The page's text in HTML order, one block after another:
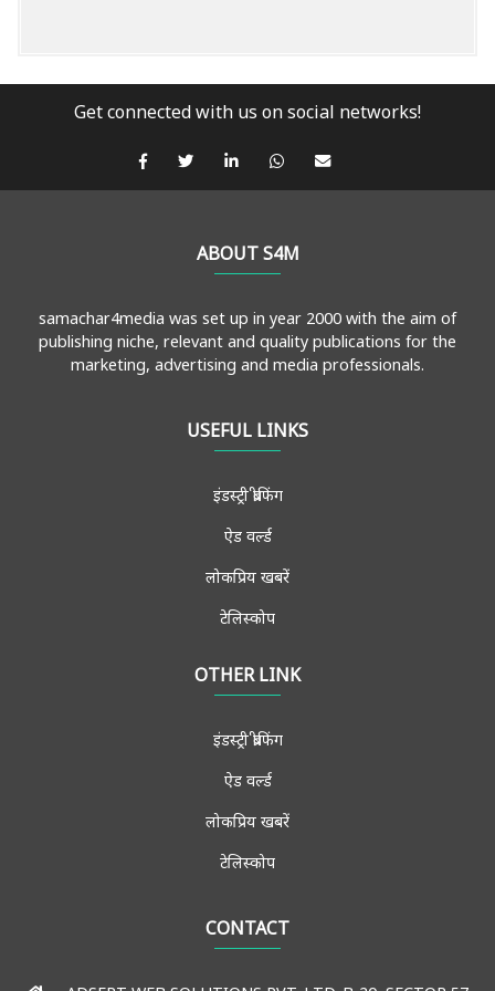
Get connected with us on social networks!
ABOUT S4M
samachar4media was set up in year 2000 with the aim of
publishing niche, relevant and quality publications for the
marketing, advertising and media professionals.
USEFUL LINKS
इंडस्ट्री ब्रीफिंग
ऐड वर्ल्ड
लोकप्रिय खबरें
टेलिस्कोप
विचार मंच
साक्षात्कार
मीडिया फोरम
मुख्य खबरें
एडमिशन-जॉब्स
OTHER LINK
इंडस्ट्री ब्रीफिंग
ऐड वर्ल्ड
लोकप्रिय खबरें
टेलिस्कोप
CONTACT